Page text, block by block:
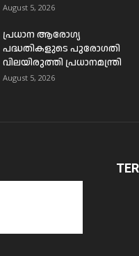
August 5, 2026
പ്രധാന ആരോഗ്യ
പദ്ധതികളുടെ പുരോഗതി
വിലയിരുത്തി പ്രധാനമന്ത്രി
August 5, 2026